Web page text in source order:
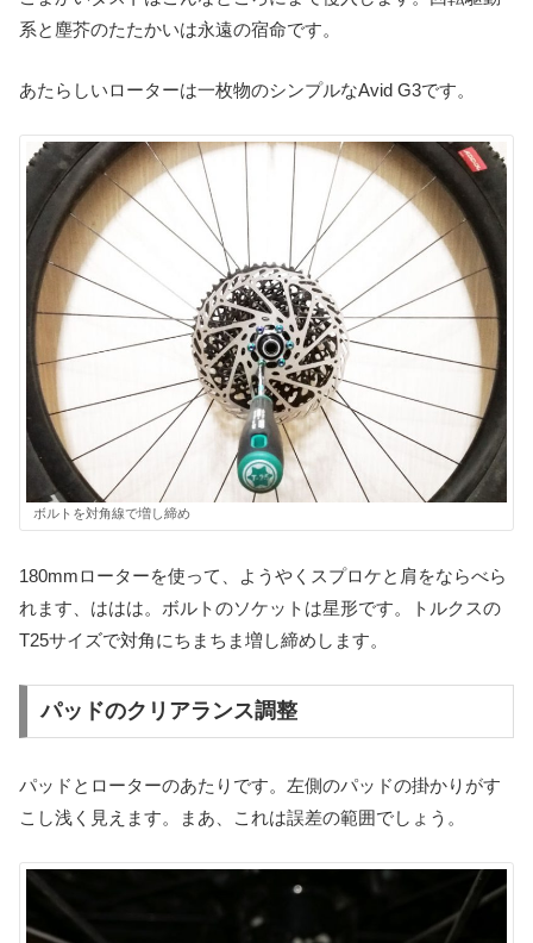
系と塵芥のたたかいは永遠の宿命です。
あたらしいローターは一枚物のシンプルなAvid G3です。
ボルトを対角線で増し締め
180mmローターを使って、ようやくスプロケと肩をならべら
れます、ははは。ボルトのソケットは星形です。トルクスの
T25サイズで対角にちまちま増し締めします。
パッドのクリアランス調整
パッドとローターのあたりです。左側のパッドの掛かりがす
こし浅く見えます。まあ、これは誤差の範囲でしょう。